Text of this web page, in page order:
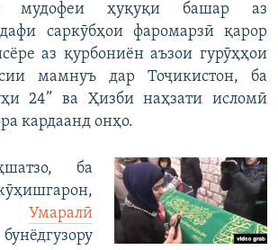
мудофеи ҳуқуқи башар аз
саркӯбҳои фаромарзӣ қарор
аз қурбониён аъзои гурӯҳҳои
мамнуъ дар Тоҷикистон, ба
24” ва Ҳизби наҳзати исломӣ
кардаанд онҳо.
ба
Умаралӣ